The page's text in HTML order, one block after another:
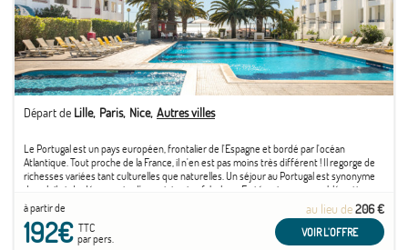
Départ de Lille Paris Nice Autres villes
Le Portugal est un pays européen, frontalier de l'Espagne et bordé par l'océan
Atlantique. Tout proche de la France, il n'en est pas moins très différent ! Il regorge de
richesses variées tant culturelles que naturelles. Un séjour au Portugal est synonyme
de soleil et de découverte d'un patrimoine fabuleux. En témoigne son emblématique
capitale ...
à partir de
192€TTC
par pers.
au lieu de206 €
VOIR L'OFFRE